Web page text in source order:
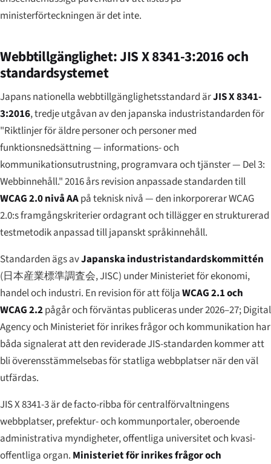
ministerförteckningen är det inte.
Webbtillgänglighet: JIS X 8341-3:2016 och
standardsystemet
Japans nationella webbtillgänglighetsstandard ärJIS X 8341-
3:2016, tredje utgåvan av den japanska industristandarden för
"Riktlinjer för äldre personer och personer med
funktionsnedsättning — informations- och
kommunikationsutrustning, programvara och tjänster — Del 3:
Webbinnehåll." 2016 års revision anpassade standarden till
WCAG 2.0 nivå AApå teknisk nivå — den inkorporerar WCAG
2.0:s framgångskriterier ordagrant och tillägger en strukturerad
testmetodik anpassad till japanskt språkinnehåll.
Standarden ägs avJapanska industristandards­kommittén
(日本産業標準調査会, JISC) under Ministeriet för ekonomi,
handel och industri. En revision för att följaWCAG 2.1 och
WCAG 2.2pågår och förväntas publiceras under 2026–27; Digital
Agency och Ministeriet för inrikes frågor och kommunikation har
båda signalerat att den reviderade JIS-standarden kommer att
bli överensstämmelsebas för statliga webbplatser när den väl
utfärdas.
JIS X 8341-3 är de facto-ribba för centralförvaltningens
webbplatser, prefektur- och kommunportaler, oberoende
administrativa myndigheter, offentliga universitet och kvasi-
offentliga organ. Ministeriet för inrikes frågor och